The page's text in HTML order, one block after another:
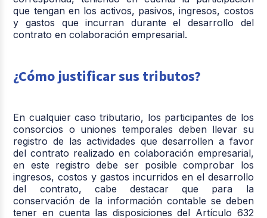
que tengan en los activos, pasivos, ingresos, costos
y gastos que incurran durante el desarrollo del
contrato en colaboración empresarial.
¿Cómo justificar sus tributos?
En cualquier caso tributario, los participantes de los
consorcios o uniones temporales deben llevar su
registro de las actividades que desarrollen a favor
del contrato realizado en colaboración empresarial,
en este registro debe ser posible comprobar los
ingresos, costos y gastos incurridos en el desarrollo
del contrato, cabe destacar que para la
conservación de la información contable se deben
tener en cuenta las disposiciones del Artículo 632